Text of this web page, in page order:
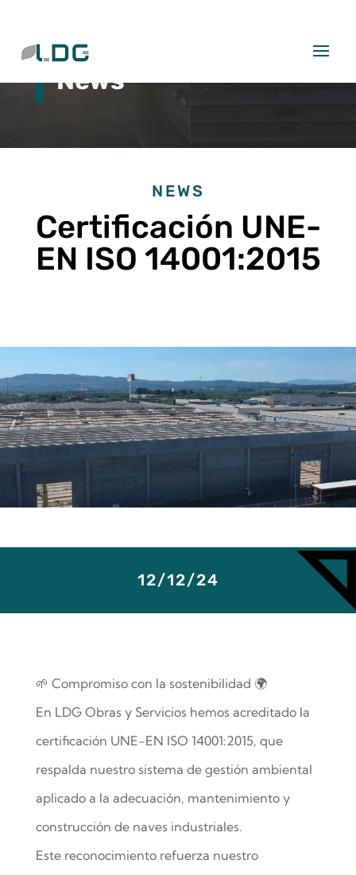
News
NEWS
Certificación UNE-
EN ISO 14001:2015
12/12/24
🌱 Compromiso con la sostenibilidad 🌍
En LDG Obras y Servicios hemos acreditado la
certificación UNE-EN ISO 14001:2015, que
respalda nuestro sistema de gestión ambiental
aplicado a la adecuación, mantenimiento y
construcción de naves industriales.
Este reconocimiento refuerza nuestro